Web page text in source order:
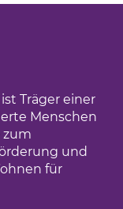
Träger einer
Menschen
zum
und
für